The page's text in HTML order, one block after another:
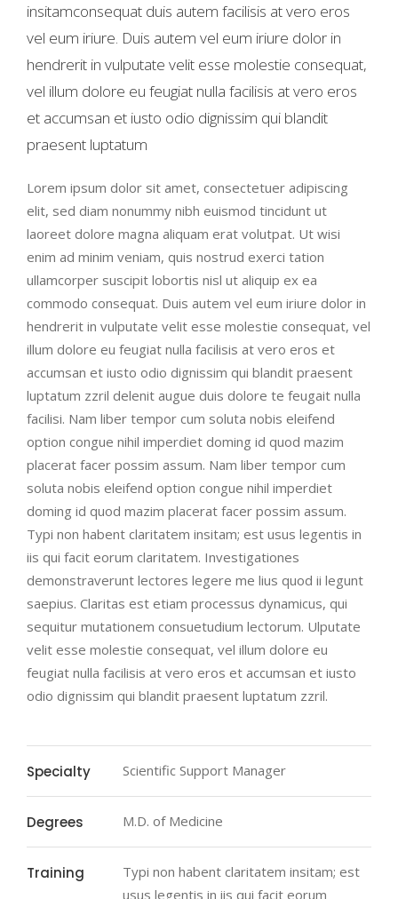
insitamconsequat duis autem facilisis at vero eros
vel eum iriure. Duis autem vel eum iriure dolor in
hendrerit in vulputate velit esse molestie consequat,
vel illum dolore eu feugiat nulla facilisis at vero eros
et accumsan et iusto odio dignissim qui blandit
praesent luptatum
Lorem ipsum dolor sit amet, consectetuer adipiscing
elit, sed diam nonummy nibh euismod tincidunt ut
laoreet dolore magna aliquam erat volutpat. Ut wisi
enim ad minim veniam, quis nostrud exerci tation
ullamcorper suscipit lobortis nisl ut aliquip ex ea
commodo consequat. Duis autem vel eum iriure dolor in
hendrerit in vulputate velit esse molestie consequat, vel
illum dolore eu feugiat nulla facilisis at vero eros et
accumsan et iusto odio dignissim qui blandit praesent
luptatum zzril delenit augue duis dolore te feugait nulla
facilisi. Nam liber tempor cum soluta nobis eleifend
option congue nihil imperdiet doming id quod mazim
placerat facer possim assum. Nam liber tempor cum
soluta nobis eleifend option congue nihil imperdiet
doming id quod mazim placerat facer possim assum.
Typi non habent claritatem insitam; est usus legentis in
iis qui facit eorum claritatem. Investigationes
demonstraverunt lectores legere me lius quod ii legunt
saepius. Claritas est etiam processus dynamicus, qui
sequitur mutationem consuetudium lectorum. Ulputate
velit esse molestie consequat, vel illum dolore eu
feugiat nulla facilisis at vero eros et accumsan et iusto
odio dignissim qui blandit praesent luptatum zzril.
Specialty Scientific Support Manager
Degrees M.D. of Medicine
Training
Typi non habent claritatem insitam; est
usus legentis in iis qui facit eorum